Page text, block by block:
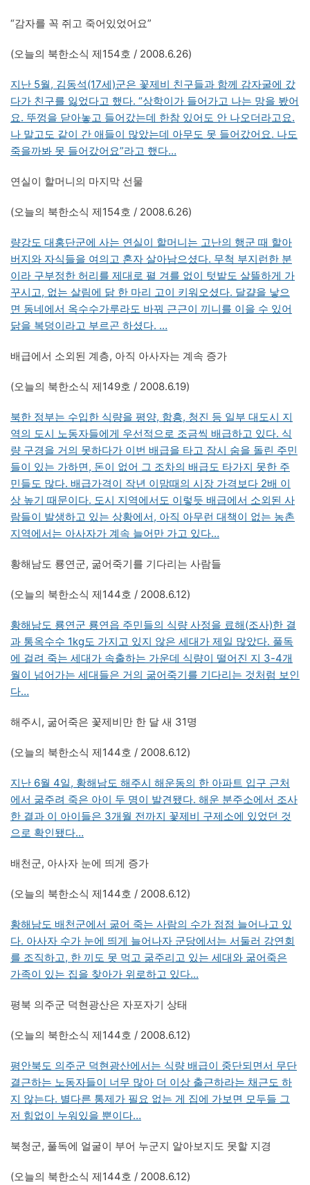
“감자를 꼭 쥐고 죽어있었어요”
(오늘의 북한소식 제154호 / 2008.6.26)
지난 5월, 김동석(17세)군은 꽃제비 친구들과 함께 감자굴에 갔
다가 친구를 잃었다고 했다. “상학이가 들어가고 나는 망을 봤어
요. 뚜껑을 닫아놓고 들어갔는데 한참 있어도 안 나오더라고요.
나 말고도 같이 간 애들이 많았는데 아무도 못 들어갔어요. 나도
죽을까봐 못 들어갔어요”라고 했다…
연실이 할머니의 마지막 선물
(오늘의 북한소식 제154호 / 2008.6.26)
량강도 대홍단군에 사는 연실이 할머니는 고난의 행군 때 할아
버지와 자식들을 여의고 혼자 살아남으셨다. 무척 부지런한 분
이라 구부정한 허리를 제대로 펼 겨를 없이 텃밭도 살뜰하게 가
꾸시고, 없는 살림에 닭 한 마리 고이 키워오셨다. 달걀을 낳으
면 동네에서 옥수수가루라도 바꿔 근근이 끼니를 이을 수 있어
닭을 복덩이라고 부르곤 하셨다. …
배급에서 소외된 계층, 아직 아사자는 계속 증가
(오늘의 북한소식 제149호 / 2008.6.19)
북한 정부는 수입한 식량을 평양, 함흥, 청진 등 일부 대도시 지
역의 도시 노동자들에게 우선적으로 조금씩 배급하고 있다. 식
량 구경을 거의 못하다가 이번 배급을 타고 잠시 숨을 돌린 주민
들이 있는 가하면, 돈이 없어 그 조차의 배급도 타가지 못한 주
민들도 많다. 배급가격이 작년 이맘때의 시장 가격보다 2배 이
상 높기 때문이다. 도시 지역에서도 이렇듯 배급에서 소외된 사
람들이 발생하고 있는 상황에서, 아직 아무런 대책이 없는 농촌
지역에서는 아사자가 계속 늘어만 가고 있다…
황해남도 룡연군, 굶어죽기를 기다리는 사람들
(오늘의 북한소식 제144호 / 2008.6.12)
황해남도 룡연군 룡연읍 주민들의 식량 사정을 료해(조사)한 결
과 통옥수수 1kg도 가지고 있지 않은 세대가 제일 많았다. 풀독
에 걸려 죽는 세대가 속출하는 가운데 식량이 떨어진 지 3-4개
월이 넘어가는 세대들은 거의 굶어죽기를 기다리는 것처럼 보인
다…
해주시, 굶어죽은 꽃제비만 한 달 새 31명
(오늘의 북한소식 제144호 / 2008.6.12)
지난 6월 4일, 황해남도 해주시 해운동의 한 아파트 입구 근처
에서 굶주려 죽은 아이 두 명이 발견됐다. 해운 분주소에서 조사
한 결과 이 아이들은 3개월 전까지 꽃제비 구제소에 있었던 것
으로 확인됐다…
배천군, 아사자 눈에 띄게 증가
(오늘의 북한소식 제144호 / 2008.6.12)
황해남도 배천군에서 굶어 죽는 사람의 수가 점점 늘어나고 있
다. 아사자 수가 눈에 띄게 늘어나자 군당에서는 서둘러 강연회
를 조직하고, 한 끼도 못 먹고 굶주리고 있는 세대와 굶어죽은
가족이 있는 집을 찾아가 위로하고 있다…
평북 의주군 덕현광산은 자포자기 상태
(오늘의 북한소식 제144호 / 2008.6.12)
평안북도 의주군 덕현광산에서는 식량 배급이 중단되면서 무단
결근하는 노동자들이 너무 많아 더 이상 출근하라는 채근도 하
지 않는다. 별다른 통제가 필요 없는 게 집에 가보면 모두들 그
저 힘없이 누워있을 뿐이다…
북청군, 풀독에 얼굴이 부어 누군지 알아보지도 못할 지경
(오늘의 북한소식 제144호 / 2008.6.12)